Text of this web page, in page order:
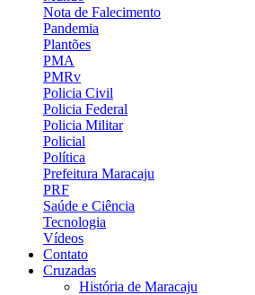
Nota de Falecimento
Pandemia
Plantões
PMA
PMRv
Policia Civil
Policia Federal
Policia Militar
Policial
Política
Prefeitura Maracaju
PRF
Saúde e Ciência
Tecnologia
Vídeos
Contato
Cruzadas
História de Maracaju